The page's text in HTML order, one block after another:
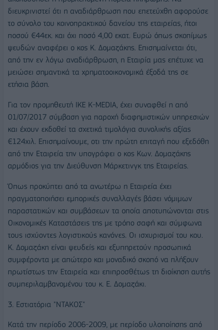
διευκρινιστεί ότι η αναδιάρθρωση που επετεύχθη αφορούσε
το σύνολο του κοινοπρακτικού δανείου της εταιρείας, ήτοι
ποσού €44εκ. και όχι ποσό 4,00 εκατ. Ευρώ όπως σκοπίμως
ψευδών αναφέρει ο κος Κ. Δομαζάκης. Επισημαίνεται ότι,
από την εν λόγω αναδιάρθρωση, η Εταιρία μας επέτυχε να
μειώσει σημαντικά τα χρηματοοικονομικά έξοδά της σε
ετήσια βάση.
Για τον προμηθευτή ΙΚΕ Κ-MEDIA, έχει συναφθεί η από
01/07/2017 σύμβαση για παροχή διαφημιστικών υπηρεσιών
και έχουν εκδοθεί τα σχετικά τιμολόγια συνολικής αξίας
€124χιλ. Επισημαίνουμε, οτι την πρώτη επιταγή που εξεδόθη
από την Εταιρεία την υπογράφει ο κος Κων. Δομαζάκης
αρμόδιος για την Διεύθυνση Μάρκετινγκ της Εταιρείας.
Όπως προκύπτει από τα ανωτέρω η Εταιρεία έχει
πραγματοποιήσει εμπορικές συναλλαγές βάσει νόμιμων
παραστατικών και συμβάσεων τα οποία αποτυπώνονται στις
Οικονομικές Καταστάσεις της με τρόπο σαφή και σύμφωνα
τους ισχύοντες λογιστικούς κανόνες. Οι ισχυρισμοί του κου.
Κ. Δομαζάκη είναι ψευδείς και εξυπηρετούν προσωπικά
συμφέροντα με απώτερο και μοναδικό σκοπό να πλήξουν
πρωτίστως την Εταιρεία και επιπροσθέτως τη διοίκηση αυτής
συμπεριλαμβανομένου του κ. Ε. Δομαζάκι.
3. Εστιατόρια "ΝΤΑΚΟΣ"
Κατά την περίοδο 2006-2009, με περίοδο υλοποίησης από